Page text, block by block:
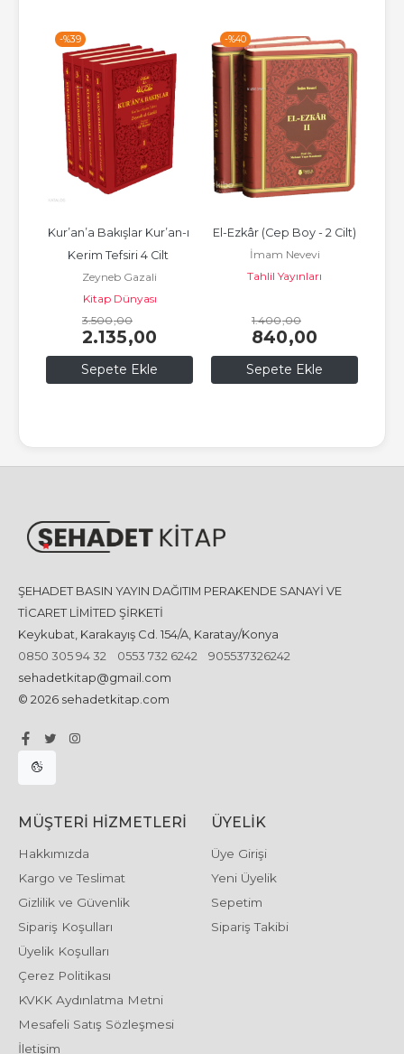
-%39
Sepete Ekle
Kur’an’a Bakışlar Kur’an-ı
Kerim Tefsiri 4 Cilt
(Kırmızı)
Zeyneb Gazali
Kitap Dünyası
3.500,00
2.135,00
-%40
Sepete Ekle
El-Ezkâr (Cep Boy - 2 Cilt)
İmam Nevevi
Tahlil Yayınları
1.400,00
840,00
ŞEHADET BASIN YAYIN DAĞITIM PERAKENDE SANAYİ VE
TİCARET LİMİTED ŞİRKETİ
Keykubat, Karakayış Cd. 154/A, Karatay/Konya
0850 305 94 32
0553 732 6242
905537326242
sehadetkitap@gmail.com
© 2026 sehadetkitap.com
MÜŞTERI HIZMETLERI
Hakkımızda
Kargo ve Teslimat
Gizlilik ve Güvenlik
Sipariş Koşulları
Üyelik Koşulları
Çerez Politikası
KVKK Aydınlatma Metni
Mesafeli Satış Sözleşmesi
İletişim
ÜYELIK
Üye Girişi
Yeni Üyelik
Sepetim
Sipariş Takibi